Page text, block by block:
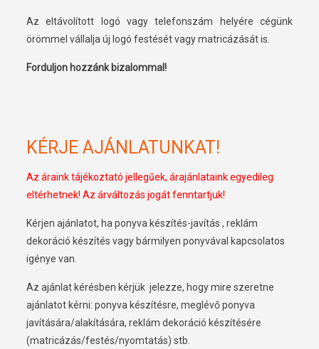
Az eltávolított logó vagy telefonszám helyére cégünk
örömmel vállalja új logó festését vagy matricázását is.
Forduljon hozzánk bizalommal!
KÉRJE AJÁNLATUNKAT!
Az áraink tájékoztató jellegűek, árajánlataink egyedileg
eltérhetnek! Az árváltozás jogát fenntartjuk!
Kérjen ajánlatot, ha ponyva készítés-javítás , reklám
dekoráció készítés vagy bármilyen ponyvával kapcsolatos
igénye van.
Az ajánlat kérésben kérjük jelezze, hogy mire szeretne
ajánlatot kérni: ponyva készítésre, meglévő ponyva
javítására/alakítására, reklám dekoráció készítésére
(matricázás/festés/nyomtatás) stb.